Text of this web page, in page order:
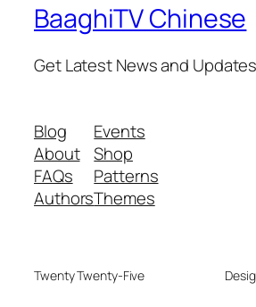
BaaghiTV Chinese
Get Latest News and
Blog
About
FAQs
Authors
Events
Shop
Patterns
Themes
Twenty Twenty-Five